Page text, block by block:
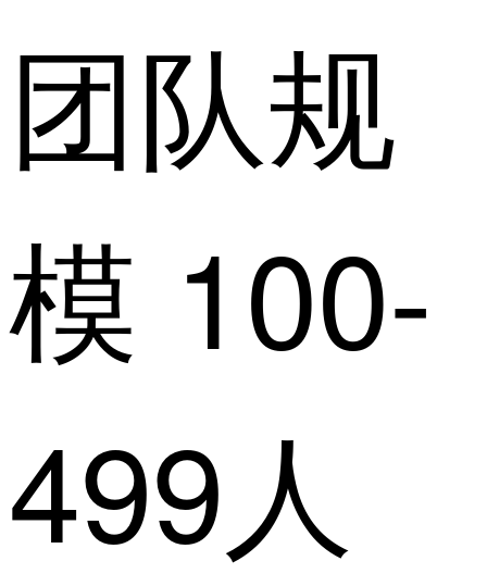
团队规
模 100-
499人